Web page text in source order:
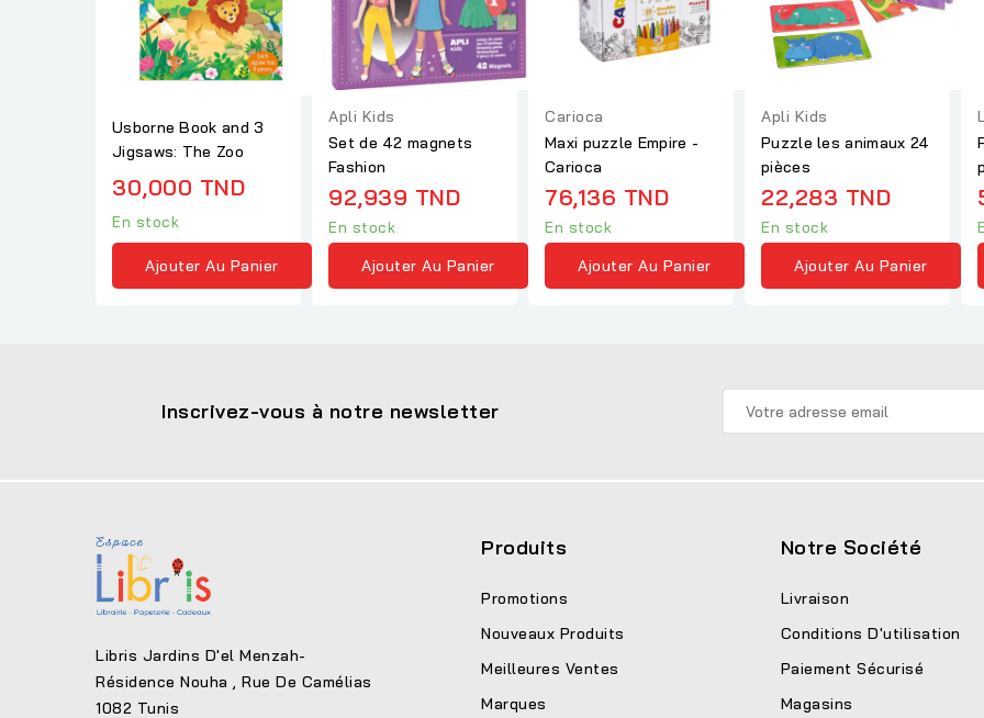
Usborne Book and 3
Jigsaws: The Zoo
30,000 TND
En stock
Ajouter Au Panier
Apli Kids
Set de 42 magnets
Fashion
92,939 TND
En stock
Ajouter Au Panier
Carioca
Maxi puzzle Empire -
Carioca
76,136 TND
En stock
Ajouter Au Panier
Apli Kids
Puzzle les animaux 24
pièces
22,283 TND
En stock
Ajouter Au Panier
Inscrivez-vous à notre newsletter
Libris Jardins D'el Menzah-
Résidence Nouha , Rue De Camélias
1082 Tunis
Produits
Promotions
Nouveaux Produits
Meilleures Ventes
Marques
Notre Société
Livraison
Conditions D'utilisation
Paiement Sécurisé
Magasins